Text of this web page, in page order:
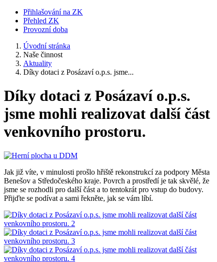
Přihlašování na ZK
Přehled ZK
Provozní doba
Úvodní stránka
Naše činnost
Aktuality
Díky dotaci z Posázaví o.p.s. jsme...
Díky dotaci z Posázaví o.p.s.
jsme mohli realizovat další část
venkovního prostoru.
Jak již víte, v minulosti prošlo hřiště rekonstrukcí za podpory Města
Benešov a Středočeského kraje. Povrch a prostředí je tak skvělé, že
jsme se rozhodli pro další část a to tentokrát pro vstup do budovy.
Přijďte se podívat a sami řekněte, jak se vám líbí.